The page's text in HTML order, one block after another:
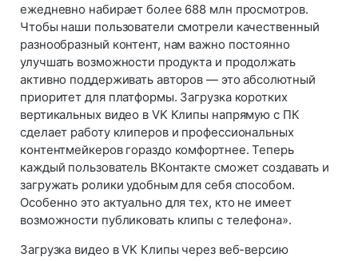
ежедневно набирает более 688 млн просмотров.
Чтобы наши пользователи смотрели качественный
разнообразный контент, нам важно постоянно
улучшать возможности продукта и продолжать
активно поддерживать авторов — это абсолютный
приоритет для платформы. Загрузка коротких
вертикальных видео в VK Клипы напрямую с ПК
сделает работу клиперов и профессиональных
контентмейкеров гораздо комфортнее. Теперь
каждый пользователь ВКонтакте сможет создавать и
загружать ролики удобным для себя способом.
Особенно это актуально для тех, кто не имеет
возможности публиковать клипы с телефона».
Загрузка видео в VK Клипы через веб-версию